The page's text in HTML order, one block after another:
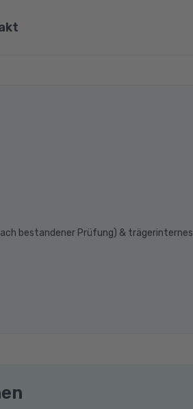
bestandener Prüfung) & trägerinternes